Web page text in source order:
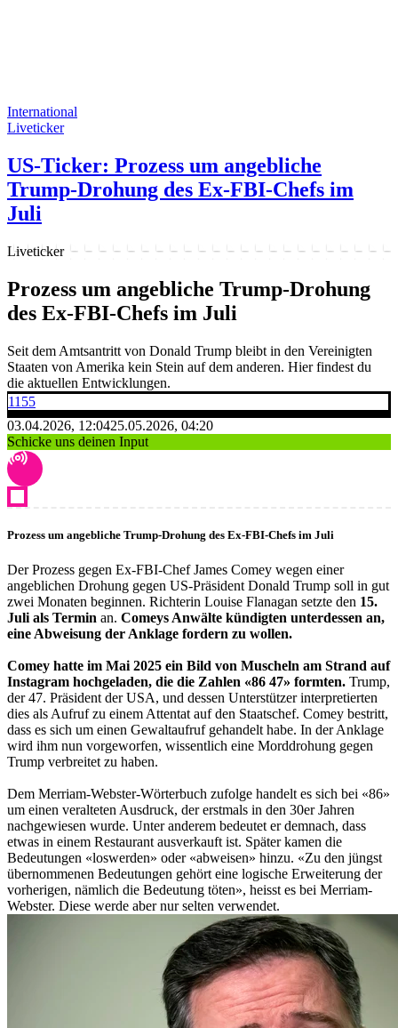
International
Liveticker
US-Ticker: Prozess um angebliche
Trump-Drohung des Ex-FBI-Chefs im
Juli
Liveticker
Prozess um angebliche Trump-Drohung
des Ex-FBI-Chefs im Juli
Seit dem Amtsantritt von Donald Trump bleibt in den Vereinigten
Staaten von Amerika kein Stein auf dem anderen. Hier findest du
die aktuellen Entwicklungen.
1155
03.04.2026, 12:0425.05.2026, 04:20
Schicke uns deinen Input
Prozess um angebliche Trump-Drohung des Ex-FBI-Chefs im Juli
Der Prozess gegen Ex-FBI-Chef James Comey wegen einer
angeblichen Drohung gegen US-Präsident Donald Trump soll in gut
zwei Monaten beginnen. Richterin Louise Flanagan setzte den 15.
Juli als Termin an. Comeys Anwälte kündigten unterdessen an,
eine Abweisung der Anklage fordern zu wollen.
Comey hatte im Mai 2025 ein Bild von Muscheln am Strand auf
Instagram hochgeladen, die die Zahlen «86 47» formten. Trump,
der 47. Präsident der USA, und dessen Unterstützer interpretierten
dies als Aufruf zu einem Attentat auf den Staatschef. Comey bestritt,
dass es sich um einen Gewaltaufruf gehandelt habe. In der Anklage
wird ihm nun vorgeworfen, wissentlich eine Morddrohung gegen
Trump verbreitet zu haben.
Dem Merriam-Webster-Wörterbuch zufolge handelt es sich bei «86»
um einen veralteten Ausdruck, der erstmals in den 30er Jahren
nachgewiesen wurde. Unter anderem bedeutet er demnach, dass
etwas in einem Restaurant ausverkauft ist. Später kamen die
Bedeutungen «loswerden» oder «abweisen» hinzu. «Zu den jüngst
übernommenen Bedeutungen gehört eine logische Erweiterung der
vorherigen, nämlich die Bedeutung töten», heisst es bei Merriam-
Webster. Diese werde aber nur selten verwendet.